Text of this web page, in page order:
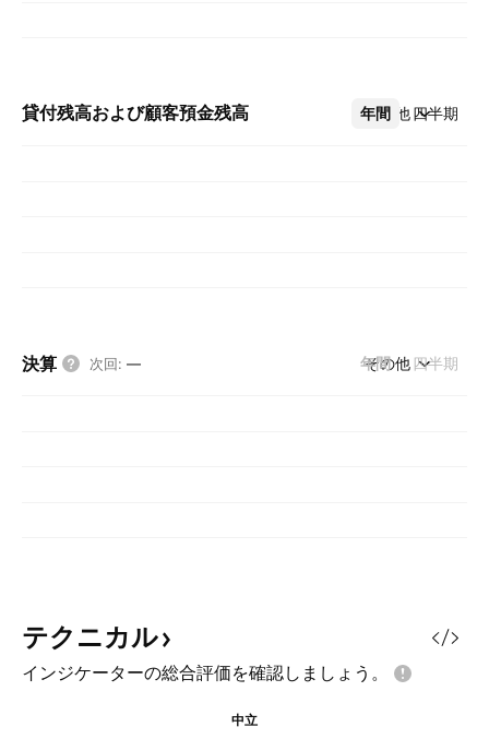
貸付残高および顧客預金残高 年間 四半期
その他
決算 次回: — 年間 四半期
その他
テクニカル
インジケーターの総合評価を確認しましょう。
中立